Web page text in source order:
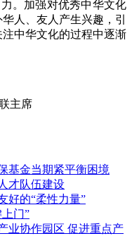
。加强对优秀中华文化
人、友人产生兴趣，引
中华文化的过程中逐渐
主席
基金当期紧平衡困境
才队伍建设
好的“柔性力量”
门”
业协作园区 促进重点产